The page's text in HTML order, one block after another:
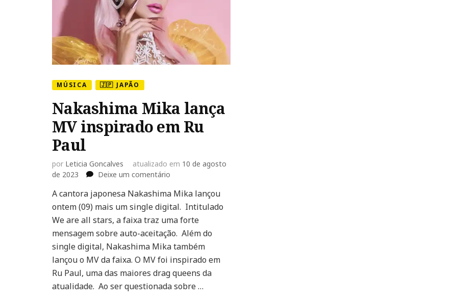
MÚSICA 🇯🇵 JAPÃO
Nakashima Mika lança
MV inspirado em Ru
Paul
por Leticia Goncalves atualizado em 10 de agosto
de 2023
Deixe um comentário
Mika
lança
MV
em
Ru
Paul
A cantora japonesa Nakashima Mika lançou
ontem (09) mais um single digital. Intitulado
We are all stars, a faixa traz uma forte
mensagem sobre auto-aceitação. Além do
single digital, Nakashima Mika também
lançou o MV da faixa. O MV foi inspirado em
Ru Paul, uma das maiores drag queens da
atualidade. Ao ser questionada sobre …